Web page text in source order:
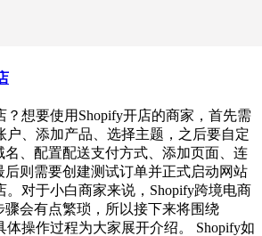
？想要使用Shopify开店的商家，首先需
户、添加产品、选择主题，之后要自定
名、配置配送支付方式、添加页面、连
后则需要创建测试订单并正式启动网站
。对于小白商家来说，Shopify跨境电商
骤会有点繁琐，所以接下来将围绕
体操作过程为大家展开介绍。 Shopify如